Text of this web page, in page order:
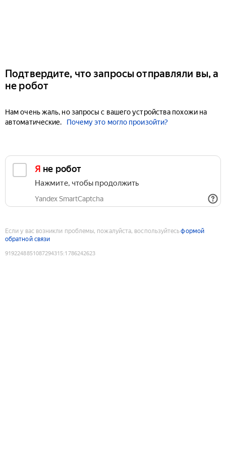
Подтвердите, что запросы отправляли вы, а
не робот
Нам очень жаль, но запросы с вашего устройства похожи на
автоматические.
Почему это могло произойти?
Я не робот
Нажмите, чтобы продолжить
Yandex SmartCaptcha
Если у вас возникли проблемы, пожалуйста, воспользуйтесьформой
обратной связи
9192248851087294315:1786242623